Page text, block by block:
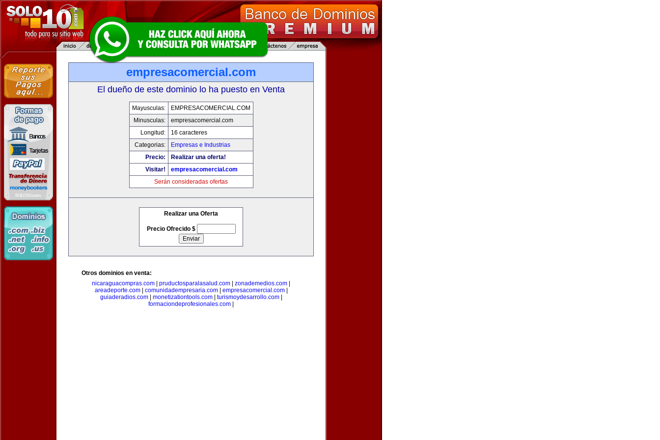
empresacomercial.com
El dueño de este dominio lo ha puesto en Venta
Mayusculas:
EMPRESACOMERCIAL.COM
Minusculas:
empresacomercial.com
Longitud:
16 caracteres
Categorias:
Empresas e Industrias
Precio:
Realizar una oferta!
Visitar!
empresacomercial.com
Serán consideradas ofertas
Realizar una Oferta
Precio Ofrecido $
Otros dominios en venta:
nicaraguacompras.com
pruductosparalasalud.com zonademedios.com
areadeporte.com| comunidadempresaria.com| empresacomercial.com|
guiaderadios.com| monetizationtools.com| turismoydesarrollo.com|
formaciondeprofesionales.com